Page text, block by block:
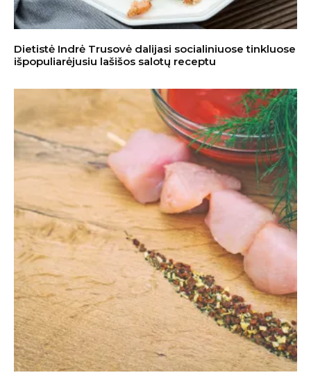
Dietistė Indrė Trusovė dalijasi socialiniuose tinkluose
išpopuliarėjusiu lašišos salotų receptu